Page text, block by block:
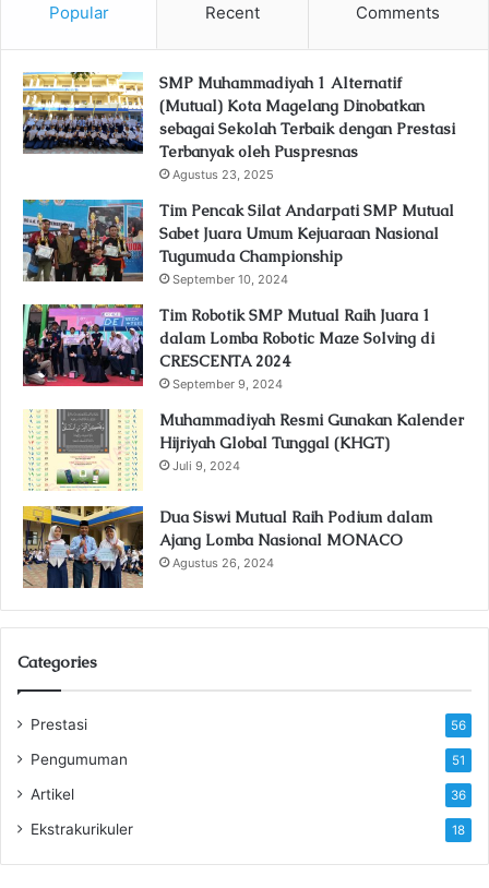
Popular Recent Comments
SMP Muhammadiyah 1 Alternatif
(Mutual) Kota Magelang Dinobatkan
sebagai Sekolah Terbaik dengan Prestasi
Terbanyak oleh Puspresnas
Agustus 23, 2025
Tim Pencak Silat Andarpati SMP Mutual
Sabet Juara Umum Kejuaraan Nasional
Tugumuda Championship
September 10, 2024
Tim Robotik SMP Mutual Raih Juara 1
dalam Lomba Robotic Maze Solving di
CRESCENTA 2024
September 9, 2024
Muhammadiyah Resmi Gunakan Kalender
Hijriyah Global Tunggal (KHGT)
Juli 9, 2024
Dua Siswi Mutual Raih Podium dalam
Ajang Lomba Nasional MONACO
Agustus 26, 2024
Categories
Prestasi 56
Pengumuman 51
Artikel 36
Ekstrakurikuler 18